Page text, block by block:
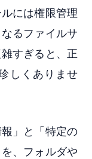
には権限管理
るファイルサ
すぎると、正
しくありませ
」と「特定の
、フォルダや